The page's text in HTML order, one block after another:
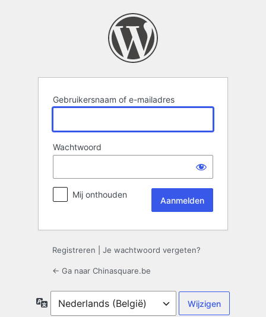
Gebruikersnaam of e-mailadres
Wachtwoord
Mij onthouden
Registreren Je wachtwoord vergeten?
← Ga naar Chinasquare.be
Taal